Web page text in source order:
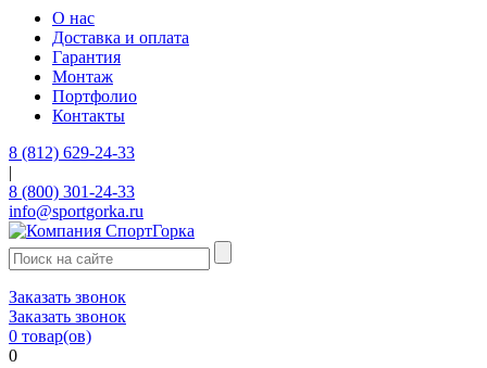
О нас
Доставка и оплата
Гарантия
Монтаж
Портфолио
Контакты
8 (812) 629-24-33
|
8 (800) 301-24-33
info@sportgorka.ru
Заказать звонок
Заказать звонок
0 товар(ов)
0